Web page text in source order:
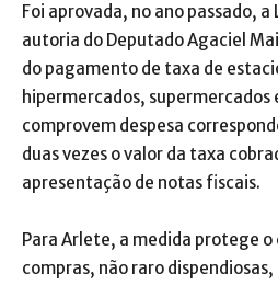
Foi aprovada, no ano passado,
autoria do Deputado Agaciel
do pagamento de taxa de
hipermercados, supermercados
comprovem despesa
duas vezes o valor da taxa
apresentação de notas fiscais.
Para Arlete, a medida protege
compras, não raro dispendiosas,